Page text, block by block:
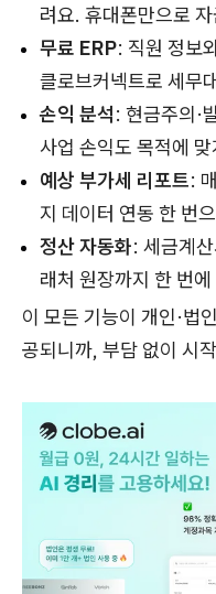
려요. 휴대폰만으로
무료 ERP: 직원 정보
클로브커넥트로 세무
손익 분석: 현금주의·
사업 손익도 목적에 맞
예상 부가세 리포트:
지 데이터 연동 한 번
정산 자동화: 세금계
래처 원장까지 한 번에
이 모든 기능이 개인·법
공되니까, 부담 없이 시